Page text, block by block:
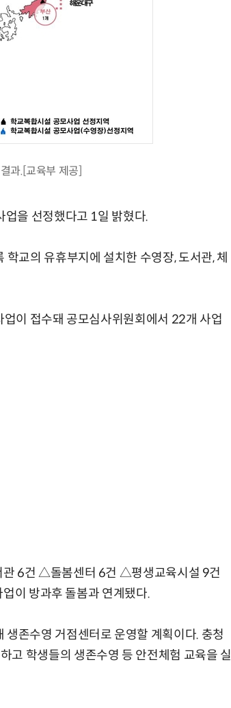
과.[교육부 제공]
을 선정했다고 1일 밝혔다.
교의 유휴부지에 설치한 수영장, 도서관, 체
이 접수돼 공모심사위원회에서 22개 사업
6건 △돌봄센터 6건 △평생교육시설 9건
이 방과후 돌봄과 연계됐다.
존수영 거점센터로 운영할 계획이다. 충청
고 학생들의 생존수영 등 안전체험 교육을 실